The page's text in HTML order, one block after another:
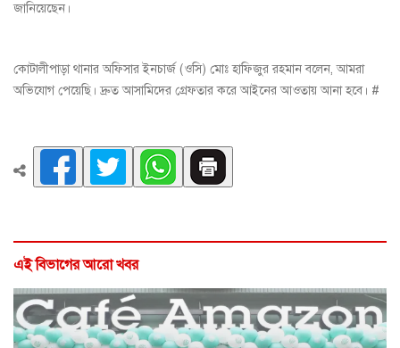
জানিয়েছেন।
কোটালীপাড়া থানার অফিসার ইনচার্জ (ওসি) মোঃ হাফিজুর রহমান বলেন, আমরা
অভিযোগ পেয়েছি। দ্রুত আসামিদের গ্রেফতার করে আইনের আওতায় আনা হবে। #
এই বিভাগের আরো খবর